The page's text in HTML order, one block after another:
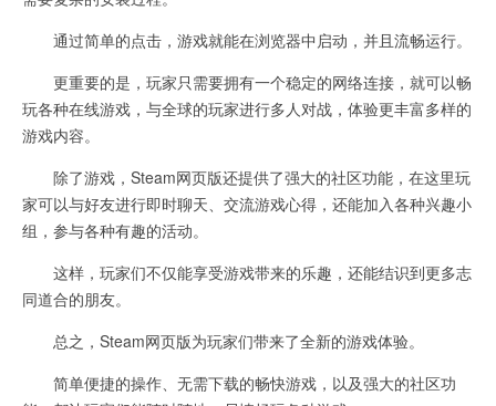
通过简单的点击，游戏就能在浏览器中启动，并且流畅运行。
更重要的是，玩家只需要拥有一个稳定的网络连接，就可以畅
玩各种在线游戏，与全球的玩家进行多人对战，体验更丰富多样的
游戏内容。
除了游戏，Steam网页版还提供了强大的社区功能，在这里玩
家可以与好友进行即时聊天、交流游戏心得，还能加入各种兴趣小
组，参与各种有趣的活动。
这样，玩家们不仅能享受游戏带来的乐趣，还能结识到更多志
同道合的朋友。
总之，Steam网页版为玩家们带来了全新的游戏体验。
简单便捷的操作、无需下载的畅快游戏，以及强大的社区功